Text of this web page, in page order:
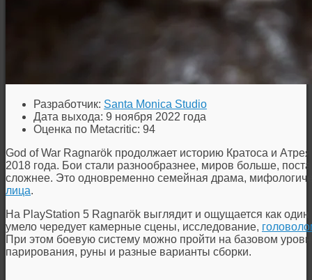
Разработчик: Santa Monica Studio
Дата выхода: 9 ноября 2022 года
Оценка по Metacritic: 94
God of War Ragnarök продолжает историю Кратоса и
2018 года. Бои стали разнообразнее, миров больше,
сложнее. Это одновременно семейная драма,
лица.
На PlayStation 5 Ragnarök выглядит и ощущается как
умело чередует камерные сцены, исследование,
При этом боевую систему можно пройти на базовом
парирования, руны и разные варианты сборки.